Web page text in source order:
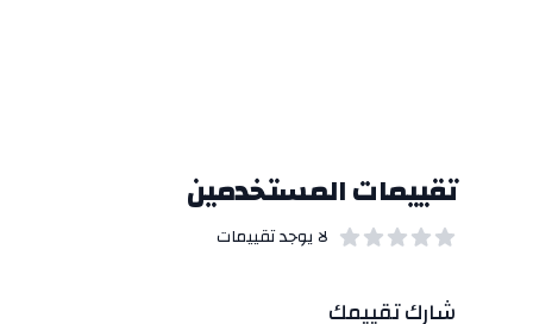
تقييمات المستخدمين
لا يوجد تقييمات
شارك تقييمك